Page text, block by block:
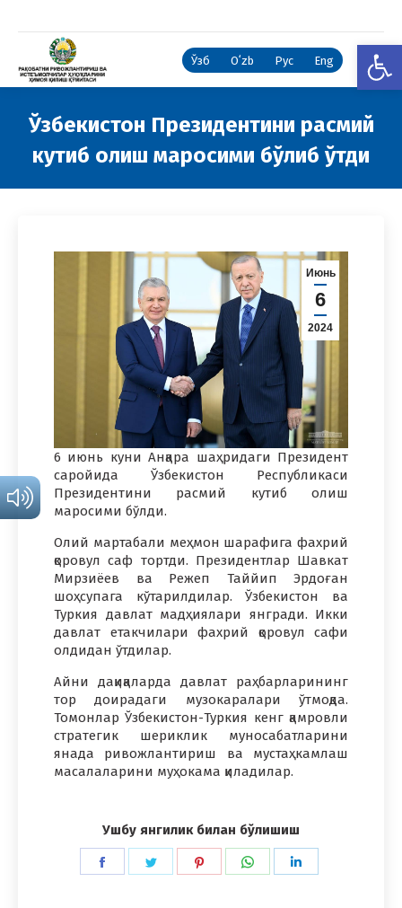
Ўзб Oʻzb Рус Eng
Ўзбекистон Президентини расмий
кутиб олиш маросими бўлиб ўтди
Июнь
6
2024
6 июнь куни Анқара шаҳридаги Президент
саройида Ўзбекистон Республикаси
Президентини расмий кутиб олиш
маросими бўлди.
Олий мартабали меҳмон шарафига фахрий
қоровул саф тортди. Президентлар Шавкат
Мирзиёев ва Режеп Таййип Эрдоған
шоҳсупага кўтарилдилар. Ўзбекистон ва
Туркия давлат мадҳиялари янгради. Икки
давлат етакчилари фахрий қоровул сафи
олдидан ўтдилар.
Айни дақиқаларда давлат раҳбарларининг
тор доирадаги музокаралари ўтмоқда.
Томонлар Ўзбекистон-Туркия кенг қамровли
стратегик шериклик муносабатларини
янада ривожлантириш ва мустаҳкамлаш
масалаларини муҳокама қиладилар.
Ушбу янгилик билан бўлишиш
Share
Share
Share
Share